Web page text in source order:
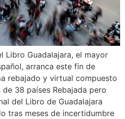
Libro Guadalajara, el mayor
arranca este fin de
rebajado y virtual compuesto
38 países Rebajada pero
del Libro de Guadalajara
tras meses de incertidumbre